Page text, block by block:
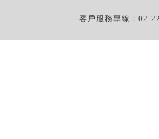
客戶服務專線：02-